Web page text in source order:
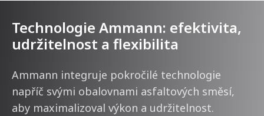
Technologie Ammann: efektivita,
udržitelnost a flexibilita
Ammann integruje pokročilé technologie
napříč svými obalovnami asfaltových směsí,
aby maximalizoval výkon a udržitelnost.